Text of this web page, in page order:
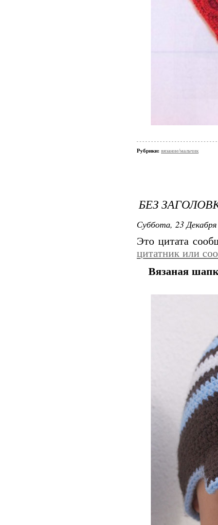
Рубрики: вязание/мальчик
БЕЗ
Суббота, 23
Это цитата
цитатник или
Вязаная